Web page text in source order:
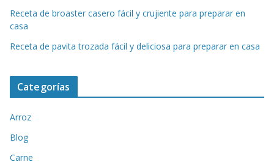
Receta de broaster casero fácil y crujiente para preparar en
casa
Receta de pavita trozada fácil y deliciosa para preparar en casa
Categorías
Arroz
Blog
Carne